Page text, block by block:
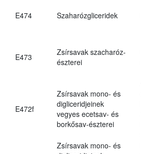
E474 Szaharózgliceridek
E473
Zsírsavak szacharóz-
észterei
E472f
Zsírsavak mono- és
digliceridjeinek
vegyes ecetsav- és
borkősav-észterei
Zsírsavak mono- és